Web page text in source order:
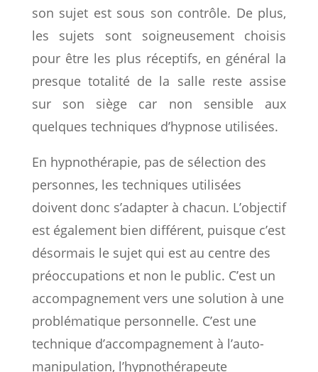
son sujet est sous son contrôle. De plus,
les sujets sont soigneusement choisis
pour être les plus réceptifs, en général la
presque totalité de la salle reste assise
sur son siège car non sensible aux
quelques techniques d’hypnose utilisées.
En hypnothérapie, pas de sélection des
personnes, les techniques utilisées
doivent donc s’adapter à chacun. L’objectif
est également bien différent, puisque c’est
désormais le sujet qui est au centre des
préoccupations et non le public. C’est un
accompagnement vers une solution à une
problématique personnelle. C’est une
technique d’accompagnement à l’auto-
manipulation, l’hypnothérapeute